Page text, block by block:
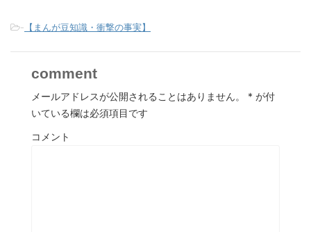
- 【まんが豆知識・衝撃の事実】
comment
メールアドレスが公開されることはありません。 * が付
いている欄は必須項目です
コメント